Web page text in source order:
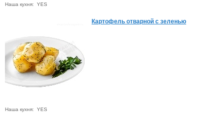
Наша кухня: YES
Картофель отварной с зеленью
Наша кухня: YES